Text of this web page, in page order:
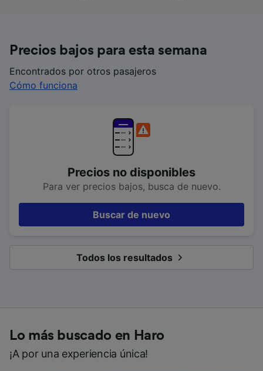
Precios bajos para esta semana
Encontrados por otros pasajeros
Cómo funciona
Precios no disponibles
Para ver precios bajos, busca de nuevo.
Buscar de nuevo
Todos los resultados
Lo más buscado en Haro
¡A por una experiencia única!